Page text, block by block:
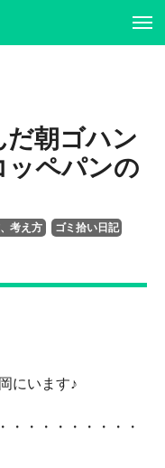
だ朝ゴハン
ッペパンの
考え方 ゴミ拾い日記
にいます♪
・・・・・・・・・